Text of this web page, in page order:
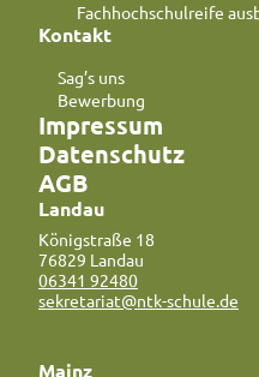
Fachhochschulreife
Kontakt
Sag’s uns
Bewerbung
Impressum
Datenschutz
AGB
Landau
Königstraße 18
76829 Landau
06341 92480
sekretariat@ntk-schule.de
Mainz